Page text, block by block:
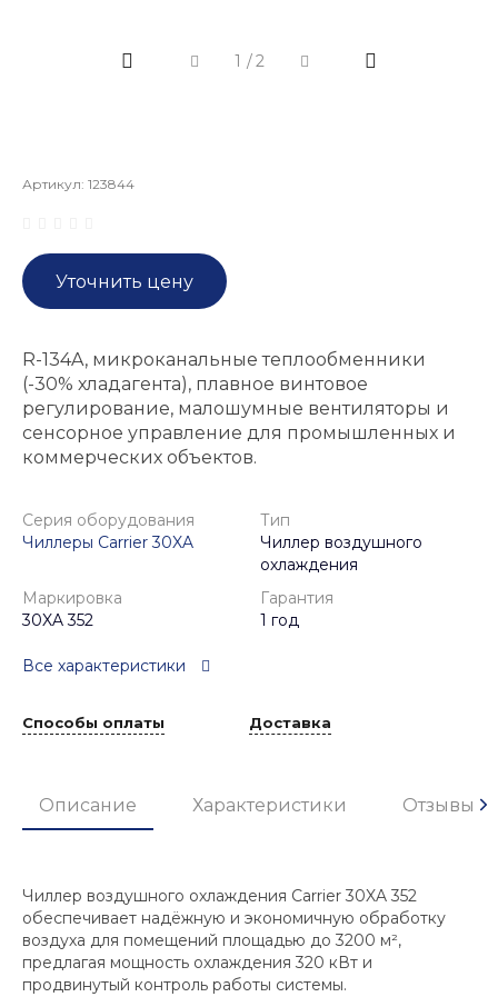
1 /2
Артикул: 123844
Уточнить цену
R-134A, микроканальные теплообменники
(-30% хладагента), плавное винтовое
регулирование, малошумные вентиляторы и
сенсорное управление для промышленных и
коммерческих объектов.
Серия оборудования
Чиллеры Carrier 30XA
Тип
Чиллер воздушного
охлаждения
Маркировка
30XA 352
Гарантия
1 год
Все характеристики
Способы оплаты Доставка
Описание Характеристики Отзывы
Чиллер воздушного охлаждения Carrier 30XA 352
обеспечивает надёжную и экономичную обработку
воздуха для помещений площадью до 3200 м²,
предлагая мощность охлаждения 320 кВт и
продвинутый контроль работы системы.